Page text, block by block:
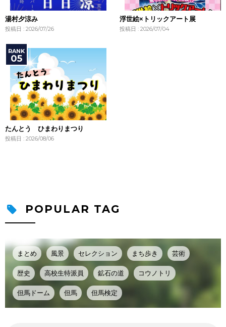
湯村夕涼み
投稿日 : 2026/07/26
浮世絵×トリックアート展
投稿日 : 2026/07/04
たんとう ひまわりまつり
投稿日 : 2026/08/06
POPULAR TAG
まとめ 風景 セレクション まち歩き 芸術
歴史 高校生特派員 鉱石の道 コウノトリ
但馬ドーム 但馬 但馬検定